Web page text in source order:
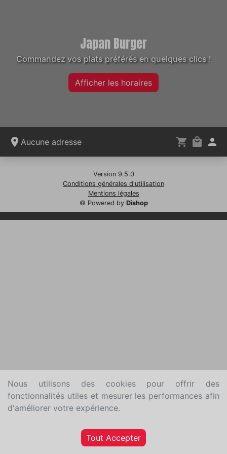
Japan Burger
Commandez vos plats préférés en quelques clics !
Afficher les horaires
Aucune adresse
Version 9.5.0
Conditions générales d'utilisation
Mentions légales
© Powered by Dishop
Nous utilisons des cookies pour offrir des
fonctionnalités utiles et mesurer les performances afin
d'améliorer votre expérience.
Tout Accepter